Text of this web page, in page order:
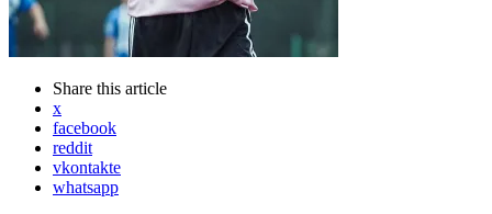
Share this article
x
facebook
reddit
vkontakte
whatsapp